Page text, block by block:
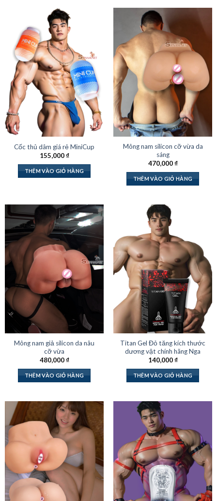
Cốc thủ dâm giá rẻ MiniCup
155,000₫
THÊM VÀO GIỎ HÀNG
Mông nam silicon cỡ vừa da
sáng
470,000₫
THÊM VÀO GIỎ HÀNG
Mông nam giả silicon da nâu
cỡ vừa
480,000₫
THÊM VÀO GIỎ HÀNG
Titan Gel Đỏ tăng kích thước
dương vật chính hãng Nga
140,000₫
THÊM VÀO GIỎ HÀNG